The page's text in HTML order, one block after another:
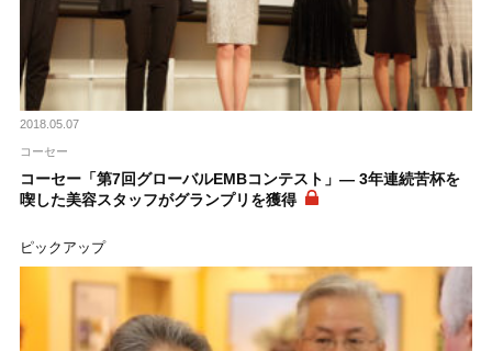
2018.05.07
コーセー
コーセー「第7回グローバルEMBコンテスト」― 3年連続苦杯を
喫した美容スタッフがグランプリを獲得
ピックアップ